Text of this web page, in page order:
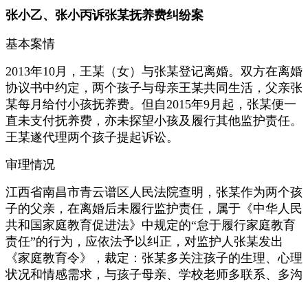
张小乙、张小丙诉张某抚养费纠纷案
基本案情
2013年10月，王某（女）与张某登记离婚。双方在离婚
协议书中约定，两个孩子与母亲王某共同生活，父亲张
某每月给付小孩抚养费。但自2015年9月起，张某便一
直未支付抚养费，亦未探望小孩及履行其他监护责任。
王某遂代理两个孩子提起诉讼。
审理情况
江西省南昌市青云谱区人民法院查明，张某作为两个孩
子的父亲，在离婚后未履行监护责任，属于《中华人民
共和国家庭教育促进法》中规定的“怠于履行家庭教育
责任”的行为，应依法予以纠正，对监护人张某发出
《家庭教育令》，裁定：张某多关注孩子的生理、心理
状况和情感需求，与孩子母亲、学校老师多联系、多沟